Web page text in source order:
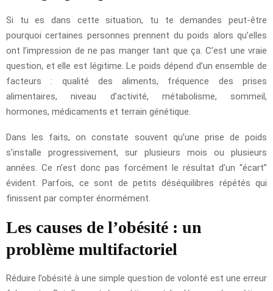
Si tu es dans cette situation, tu te demandes peut-être
pourquoi certaines personnes prennent du poids alors qu’elles
ont l’impression de ne pas manger tant que ça. C’est une vraie
question, et elle est légitime. Le poids dépend d’un ensemble de
facteurs : qualité des aliments, fréquence des prises
alimentaires, niveau d’activité, métabolisme, sommeil,
hormones, médicaments et terrain génétique.
Dans les faits, on constate souvent qu’une prise de poids
s’installe progressivement, sur plusieurs mois ou plusieurs
années. Ce n’est donc pas forcément le résultat d’un “écart”
évident. Parfois, ce sont de petits déséquilibres répétés qui
finissent par compter énormément.
Les causes de l’obésité : un
problème multifactoriel
Réduire l’obésité à une simple question de volonté est une erreur